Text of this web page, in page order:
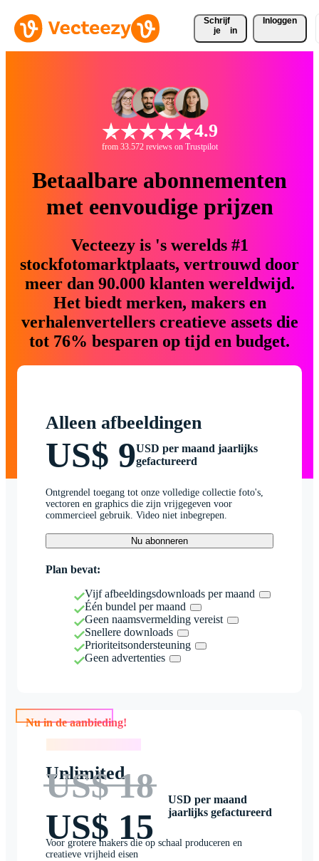
Schrijf
je
in
Inloggen
4.9
from 33.572 reviews on Trustpilot
Betaalbare abonnementen
met eenvoudige prijzen
Vecteezy is 's werelds #1
stockfotomarktplaats, vertrouwd door
meer dan 90.000 klanten wereldwijd.
Het biedt merken, makers en
verhalenvertellers creatieve assets die
tot 76% besparen op tijd en budget.
Alleen afbeeldingen
US$ 9USD per maand jaarlijks
gefactureerd
Ontgrendel toegang tot onze volledige collectie foto's,
vectoren en graphics die zijn vrijgegeven voor
commercieel gebruik. Video niet inbegrepen.
Nu abonneren
Plan bevat:
Vijf afbeeldingsdownloads per maand
Één bundel per maand
Geen naamsvermelding vereist
Snellere downloads
Prioriteitsondersteuning
Geen advertenties
Nu in de aanbieding!
Unlimited
US$ 18
US$ 15
USD per maand
jaarlijks gefactureerd
Voor grotere makers die op schaal produceren en
creatieve vrijheid eisen